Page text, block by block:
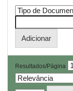
Resultados/Página